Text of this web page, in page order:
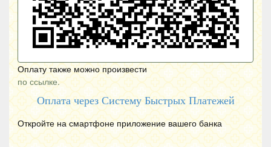
Оплату также можно произвести
по ссылке.
Оплата через Систему Быстрых Платежей
Откройте на смартфоне приложение вашего банка